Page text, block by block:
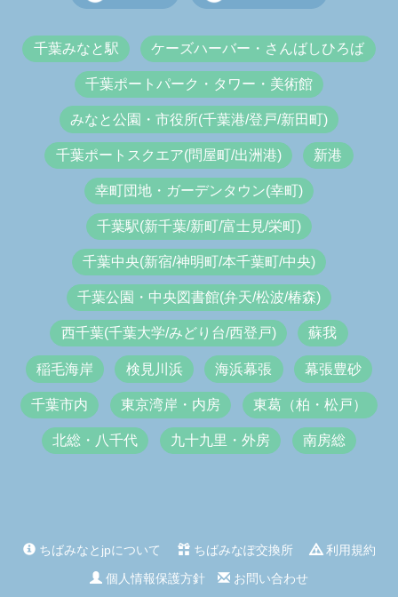
千葉みなと駅 ケーズハーバー・さんばしひろば
千葉ポートパーク・タワー・美術館
みなと公園・市役所(千葉港/登戸/新田町)
千葉ポートスクエア(問屋町/出洲港) 新港
幸町団地・ガーデンタウン(幸町)
千葉駅(新千葉/新町/富士見/栄町)
千葉中央(新宿/神明町/本千葉町/中央)
千葉公園・中央図書館(弁天/松波/椿森)
西千葉(千葉大学/みどり台/西登戸) 蘇我
稲毛海岸 検見川浜 海浜幕張 幕張豊砂
千葉市内 東京湾岸・内房 東葛（柏・松戸）
北総・八千代 九十九里・外房 南房総
ちばみなとjpについて ちばみなぽ交換所
利用規約
個人情報保護方針
お問い合わせ